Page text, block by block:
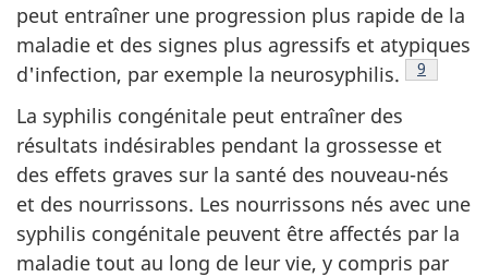
peut entraîner une progression plus rapide de la
maladie et des signes plus agressifs et atypiques
d'infection, par exemple la neurosyphilis.
Note de
9
La syphilis congénitale peut entraîner des
résultats indésirables pendant la grossesse et
des effets graves sur la santé des nouveau-nés
et des nourrissons. Les nourrissons nés avec une
syphilis congénitale peuvent être affectés par la
maladie tout au long de leur vie, y compris par